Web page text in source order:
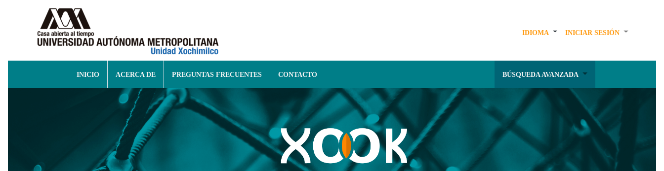
IDIOMA INICIAR SESIÓN
INICIO ACERCA DE PREGUNTAS FRECUENTES CONTACTO BÚSQUEDA AVANZADA